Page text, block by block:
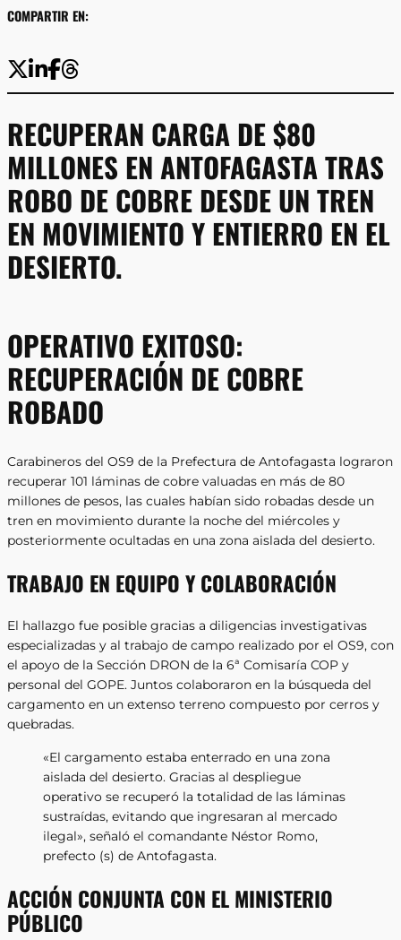
COMPARTIR EN:
RECUPERAN CARGA DE $80
MILLONES EN ANTOFAGASTA TRAS
ROBO DE COBRE DESDE UN TREN
EN MOVIMIENTO Y ENTIERRO EN EL
DESIERTO.
OPERATIVO EXITOSO:
RECUPERACIÓN DE COBRE
ROBADO
Carabineros del OS9 de la Prefectura de Antofagasta lograron
recuperar 101 láminas de cobre valuadas en más de 80
millones de pesos, las cuales habían sido robadas desde un
tren en movimiento durante la noche del miércoles y
posteriormente ocultadas en una zona aislada del desierto.
TRABAJO EN EQUIPO Y COLABORACIÓN
El hallazgo fue posible gracias a diligencias investigativas
especializadas y al trabajo de campo realizado por el OS9, con
el apoyo de la Sección DRON de la 6ª Comisaría COP y
personal del GOPE. Juntos colaboraron en la búsqueda del
cargamento en un extenso terreno compuesto por cerros y
quebradas.
«El cargamento estaba enterrado en una zona
aislada del desierto. Gracias al despliegue
operativo se recuperó la totalidad de las láminas
sustraídas, evitando que ingresaran al mercado
ilegal», señaló el comandante Néstor Romo,
prefecto (s) de Antofagasta.
ACCIÓN CONJUNTA CON EL MINISTERIO
PÚBLICO